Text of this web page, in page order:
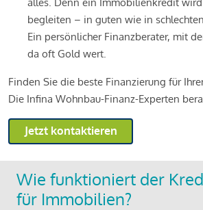
begleiten – in guten wie in
Ein persönlicher Finanzberater, mit
da oft Gold wert.
Finden Sie die beste Finanzierung für
Die Infina Wohnbau-Finanz-Experten
Jetzt kontaktieren
Wie funktioniert der
für Immobilien?